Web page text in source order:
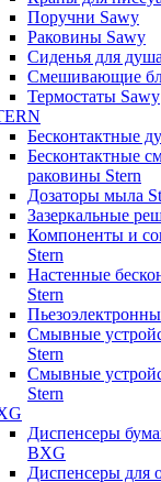
Поручни Sawy
Раковины Sawy
Сиденья для
Смешивающие
Термостаты Sawy
Бесконтактные
Бесконтактные
раковины Stern
Дозаторы мыла
Зазеркальные
Компоненты и
Stern
Настенные
Stern
Смывные
Stern
Смывные
Stern
Диспенсеры
BXG
Диспенсеры для